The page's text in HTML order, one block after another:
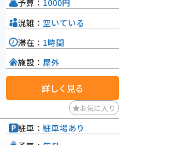
予算： 1000円
混雑： 空いている
滞在： 1時間
施設： 屋外
詳しく見る
お気に入り
駐車： 駐車場あり